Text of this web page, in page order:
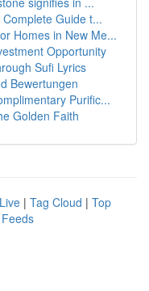
Guide t...
Homes in New Me...
Opportunity
Sufi Lyrics
Bewertungen
Purific...
Golden Faith
Live | Tag Cloud | Top